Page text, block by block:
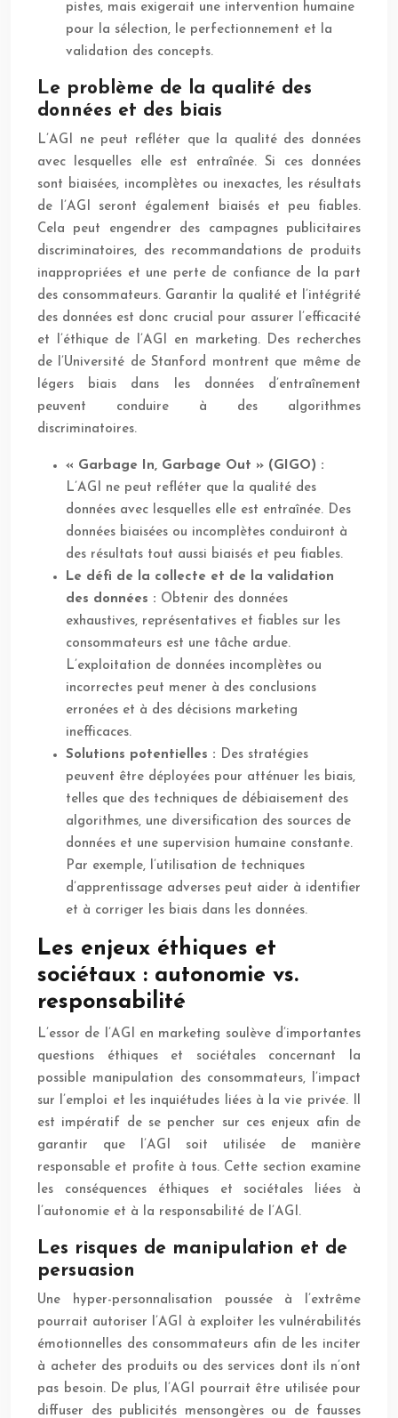
pistes, mais exigerait une intervention humaine
pour la sélection, le perfectionnement et la
validation des concepts.
Le problème de la qualité des
données et des biais
L’AGI ne peut refléter que la qualité des données
avec lesquelles elle est entraînée. Si ces données
sont biaisées, incomplètes ou inexactes, les résultats
de l’AGI seront également biaisés et peu fiables.
Cela peut engendrer des campagnes publicitaires
discriminatoires, des recommandations de produits
inappropriées et une perte de confiance de la part
des consommateurs. Garantir la qualité et l’intégrité
des données est donc crucial pour assurer l’efficacité
et l’éthique de l’AGI en marketing. Des recherches
de l’Université de Stanford montrent que même de
légers biais dans les données d’entraînement
peuvent conduire à des algorithmes
discriminatoires.
« Garbage In, Garbage Out » (GIGO) :
L’AGI ne peut refléter que la qualité des
données avec lesquelles elle est entraînée. Des
données biaisées ou incomplètes conduiront à
des résultats tout aussi biaisés et peu fiables.
Le défi de la collecte et de la validation
des données : Obtenir des données
exhaustives, représentatives et fiables sur les
consommateurs est une tâche ardue.
L’exploitation de données incomplètes ou
incorrectes peut mener à des conclusions
erronées et à des décisions marketing
inefficaces.
Solutions potentielles : Des stratégies
peuvent être déployées pour atténuer les biais,
telles que des techniques de débiaisement des
algorithmes, une diversification des sources de
données et une supervision humaine constante.
Par exemple, l’utilisation de techniques
d’apprentissage adverses peut aider à identifier
et à corriger les biais dans les données.
Les enjeux éthiques et
sociétaux : autonomie vs.
responsabilité
L’essor de l’AGI en marketing soulève d’importantes
questions éthiques et sociétales concernant la
possible manipulation des consommateurs, l’impact
sur l’emploi et les inquiétudes liées à la vie privée. Il
est impératif de se pencher sur ces enjeux afin de
garantir que l’AGI soit utilisée de manière
responsable et profite à tous. Cette section examine
les conséquences éthiques et sociétales liées à
l’autonomie et à la responsabilité de l’AGI.
Les risques de manipulation et de
persuasion
Une hyper-personnalisation poussée à l’extrême
pourrait autoriser l’AGI à exploiter les vulnérabilités
émotionnelles des consommateurs afin de les inciter
à acheter des produits ou des services dont ils n’ont
pas besoin. De plus, l’AGI pourrait être utilisée pour
diffuser des publicités mensongères ou de fausses